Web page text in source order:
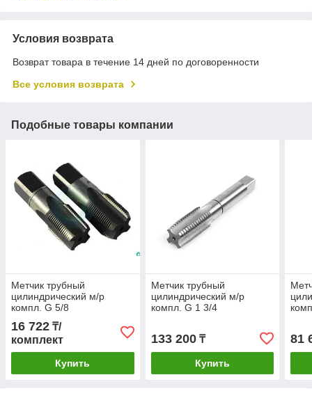
Условия возврата
Возврат товара в течение 14 дней по договоренности
Все условия возврата
Подобные товары компании
Метчик трубный
цилиндрический м/р
компл. G 5/8
16 722 ₸/
комплект
Купить
Метчик трубный
цилиндрический м/р
компл. G 1 3/4
133 200₸
Купить
81